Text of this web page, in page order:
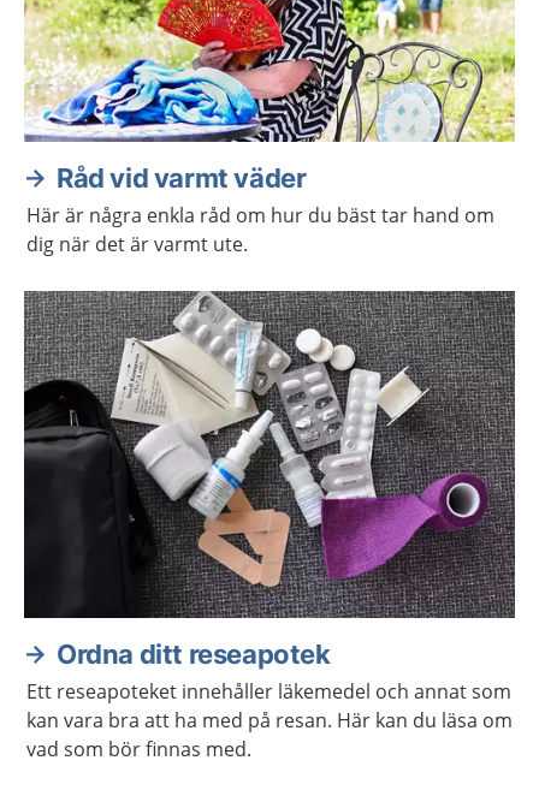
Råd vid varmt väder
Här är några enkla råd om hur du bäst tar hand om
dig när det är varmt ute.
Ordna ditt reseapotek
Ett reseapoteket innehåller läkemedel och annat som
kan vara bra att ha med på resan. Här kan du läsa om
vad som bör finnas med.